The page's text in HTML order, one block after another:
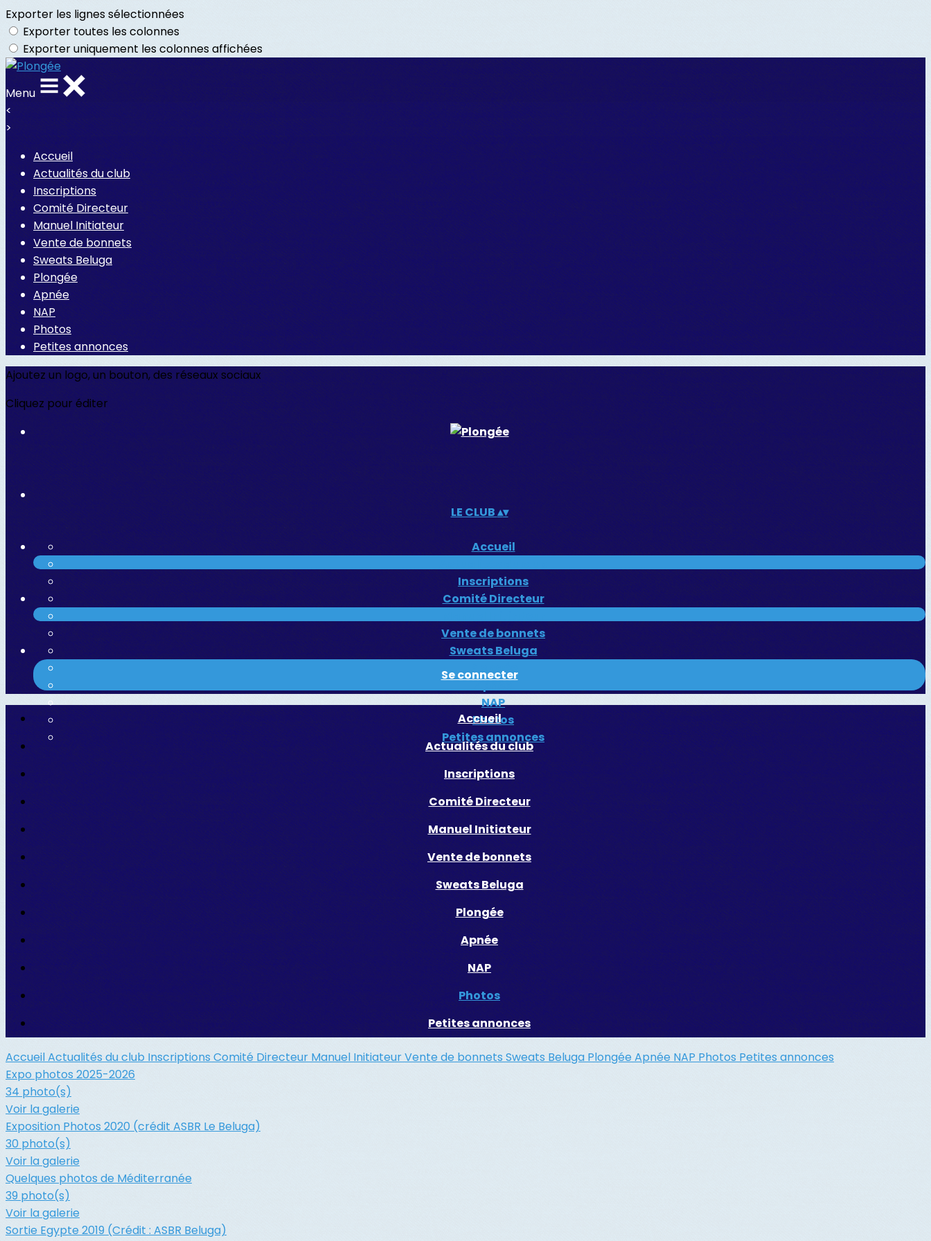
Exporter les lignes sélectionnées
Exporter toutes les colonnes
Exporter uniquement les colonnes affichées
Menu
<
>
Accueil
Actualités du club
Inscriptions
Comité Directeur
Manuel Initiateur
Vente de bonnets
Sweats Beluga
Plongée
Apnée
NAP
Photos
Petites annonces
Ajoutez un logo, un bouton, des réseaux sociaux
Cliquez pour éditer
LE CLUB▴▾
Accueil
Inscriptions
Comité Directeur
Vente de bonnets
Sweats Beluga
Plongée
Apnée
NAP
Photos
Petites annonces
Se connecter
Accueil
Actualités du club
Inscriptions
Comité Directeur
Manuel Initiateur
Vente de bonnets
Sweats Beluga
Plongée
Apnée
NAP
Photos
Petites annonces
AccueilActualités du club Inscriptions Comité Directeur Manuel InitiateurVente de bonnets Sweats Beluga Plongée Apnée NAP Photos Petites annonces
Expo photos 2025-2026
34 photo(s)
Voir la galerie
Exposition Photos 2020 (crédit ASBR Le Beluga)
30 photo(s)
Voir la galerie
Quelques photos de Méditerranée
39 photo(s)
Voir la galerie
Sortie Egypte 2019 (Crédit : ASBR Beluga)